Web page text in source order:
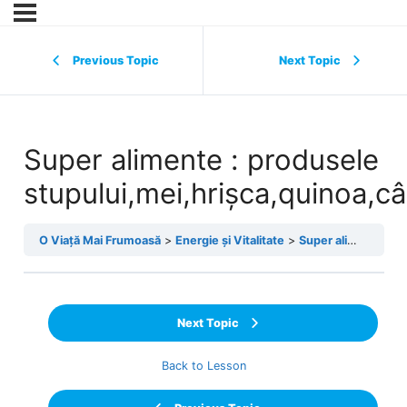
Previous Topic Next Topic
Super alimente : produsele
O Viață Mai Frumoasă Energie și Vitalitate Super alimente : produsele stupului,mei,hrişca,quinoa,cânepa
Back to Lesson
Next Topic